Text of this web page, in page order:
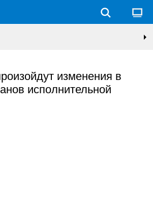
изменения в
исполнительной